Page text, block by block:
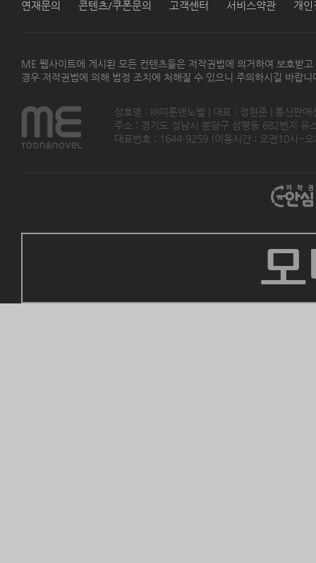
연재문의 콘텐츠/쿠폰문의 고객센터 서비스약관 개인
ME 웹사이트에 게시된 모든 컨텐츠들은 저작권법에 의거하여 보호받
경우 저작권법에 의해 법정 조치에 처해질 수 있으니 주의하시길 바랍니
상호명 : ㈜미툰앤노벨 | 대표 : 정현준 | 통신판
주소 : 경기도 성남시 분당구 삼평동 682번지
대표번호 : 1644-9259 (이용시간 : 오전10시~